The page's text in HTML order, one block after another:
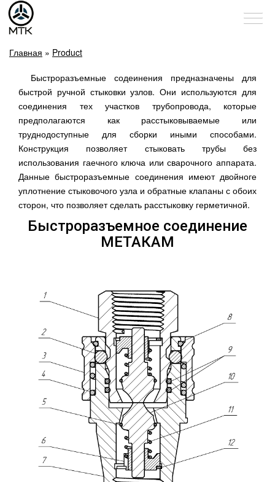
Главная » Product
Быстроразъемные содеинения предназначены для
быстрой ручной стыковки узлов. Они используются для
соединения тех участков трубопровода, которые
предполагаются как расстыковываемые или
труднодоступные для сборки иными способами.
Конструкция позволяет стыковать трубы без
использования гаечного ключа или сварочного аппарата.
Данные быстроразъемные соединения имеют двойноге
уплотнение стыковочого узла и обратные клапаны с обоих
сторон, что позволяет сделать расстыковку герметичной.
Быстроразъемное соединение
МЕТАКАМ